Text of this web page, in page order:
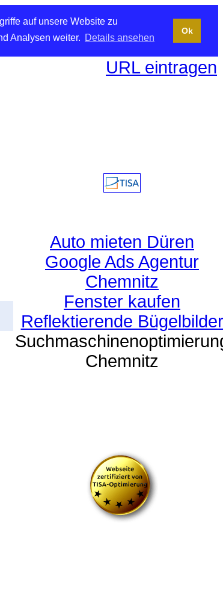
auf unsere Website zu
Analysen weiter. Details ansehen
Ok
URL eintragen
Auto mieten Düren
Google Ads Agentur
Chemnitz
Fenster kaufen
Reflektierende Bügelbilder
Chemnitz